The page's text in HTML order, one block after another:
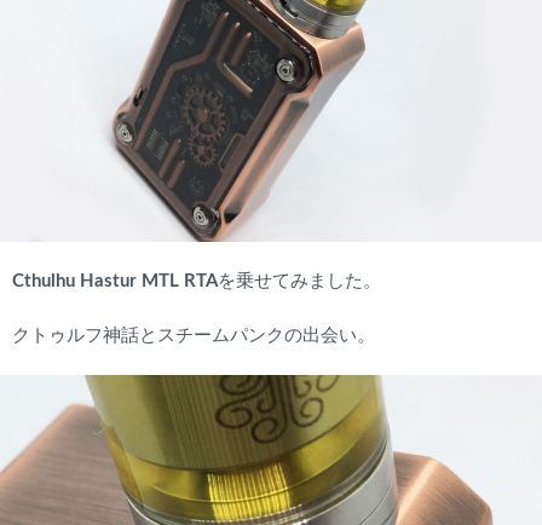
Cthulhu Hastur MTL RTAを乗せてみました。
クトゥルフ神話とスチームパンクの出会い。